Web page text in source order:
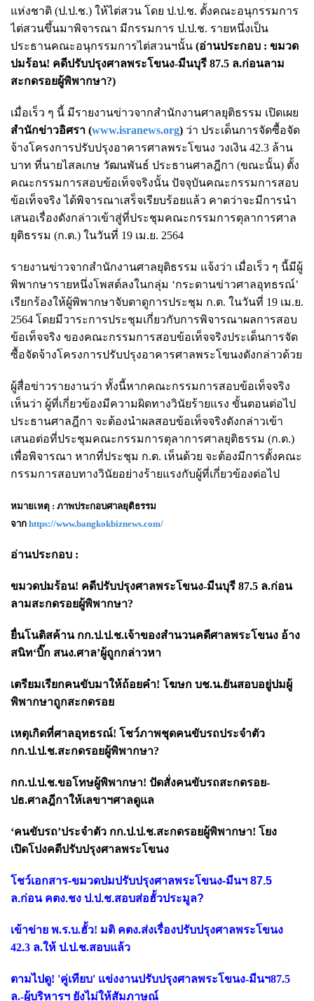
แห่งชาติ (ป.ป.ช.) ให้ไต่สวน โดย ป.ป.ช. ตั้งคณะอนุกรรมการ
ไต่สวนขึ้นมาพิจารณา มีกรรมการ ป.ป.ช. รายหนึ่งเป็น
ประธานคณะอนุกรรมการไต่สวนฯนั้น (อ่านประกอบ : ขมวด
ปมร้อน! คดีปรับปรุงศาลพระโขนง-มีนบุรี 87.5 ล.ก่อนลาม
สะกดรอยผู้พิพากษา?)
เมื่อเร็ว ๆ นี้ มีรายงานข่าวจากสำนักงานศาลยุติธรรม เปิดเผย
สำนักข่าวอิศรา (www.isranews.org) ว่า ประเด็นการจัดซื้อจัด
จ้างโครงการปรับปรุงอาคารศาลพระโขนง วงเงิน 42.3 ล้าน
บาท ที่นายไสลเกษ วัฒนพันธ์ ประธานศาลฎีกา (ขณะนั้น) ตั้ง
คณะกรรมการสอบข้อเท็จจริงนั้น ปัจจุบันคณะกรรมการสอบ
ข้อเท็จจริง ได้พิจารณาเสร็จเรียบร้อยแล้ว คาดว่าจะมีการนำ
เสนอเรื่องดังกล่าวเข้าสู่ที่ประชุมคณะกรรมการตุลาการศาล
ยุติธรรม (ก.ต.) ในวันที่ 19 เม.ย. 2564
รายงานข่าวจากสำนักงานศาลยุติธรรม แจ้งว่า เมื่อเร็ว ๆ นี้มีผู้
พิพากษารายหนึ่งโพสต์ลงในกลุ่ม ‘กระดานข่าวศาลอุทธรณ์’
เรียกร้องให้ผู้พิพากษาจับตาดูการประชุม ก.ต. ในวันที่ 19 เม.ย.
2564 โดยมีวาระการประชุมเกี่ยวกับการพิจารณาผลการสอบ
ข้อเท็จจริง ของคณะกรรมการสอบข้อเท็จจริงประเด็นการจัด
ซื้อจัดจ้างโครงการปรับปรุงอาคารศาลพระโขนงดังกล่าวด้วย
ผู้สื่อข่าวรายงานว่า ทั้งนี้หากคณะกรรมการสอบข้อเท็จจริง
เห็นว่า ผู้ที่เกี่ยวข้องมีความผิดทางวินัยร้ายแรง ขั้นตอนต่อไป
ประธานศาลฎีกา จะต้องนำผลสอบข้อเท็จจริงดังกล่าวเข้า
เสนอต่อที่ประชุมคณะกรรมการตุลาการศาลยุติธรรม (ก.ต.)
เพื่อพิจารณา หากที่ประชุม ก.ต. เห็นด้วย จะต้องมีการตั้งคณะ
กรรมการสอบทางวินัยอย่างร้ายแรงกับผู้ที่เกี่ยวข้องต่อไป
หมายเหตุ : ภาพประกอบศาลยุติธรรม
จาก https://www.bangkokbiznews.com/
อ่านประกอบ :
ขมวดปมร้อน! คดีปรับปรุงศาลพระโขนง-มีนบุรี 87.5 ล.ก่อน
ลามสะกดรอยผู้พิพากษา?
ยื่นโนติสค้าน กก.ป.ป.ช.เจ้าของสำนวนคดีศาลพระโขนง อ้าง
สนิท‘บิ๊ก สนง.ศาล’ผู้ถูกกล่าวหา
เตรียมเรียกคนขับมาให้ถ้อยคำ! โฆษก บช.น.ยันสอบอยู่ปมผู้
พิพากษาถูกสะกดรอย
เหตุเกิดที่ศาลอุทธรณ์! โชว์ภาพชุดคนขับรถประจำตัว
กก.ป.ป.ช.สะกดรอยผู้พิพากษา?
กก.ป.ป.ช.ขอโทษผู้พิพากษา! ปัดสั่งคนขับรถสะกดรอย-
ปธ.ศาลฎีกาให้เลขาฯศาลดูแล
‘คนขับรถ’ประจำตัว กก.ป.ป.ช.สะกดรอยผู้พิพากษา! โยง
เปิดโปงคดีปรับปรุงศาลพระโขนง
โชว์เอกสาร-ขมวดปมปรับปรุงศาลพระโขนง-มีนฯ 87.5
ล.ก่อน คตง.ชง ป.ป.ช.สอบส่อฮั้วประมูล?
เข้าข่าย พ.ร.บ.ฮั้ว! มติ คตง.ส่งเรื่องปรับปรุงศาลพระโขนง
42.3 ล.ให้ ป.ป.ช.สอบแล้ว
ตามไปดู! 'คู่เทียบ' แข่งงานปรับปรุงศาลพระโขนง-มีนฯ87.5
ล.-ผู้บริหารฯ ยังไม่ให้สัมภาษณ์